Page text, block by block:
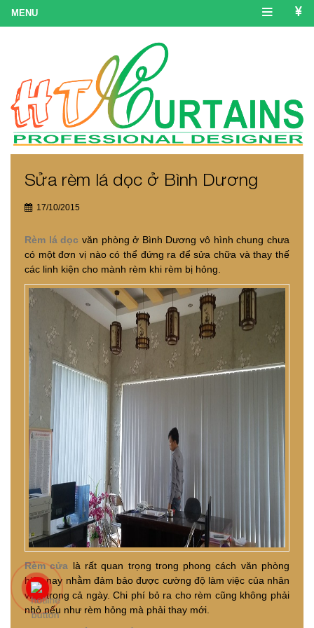
Sửa rèm lá dọc ở Bình Dương
17/10/2015
Rèm lá dọc văn phòng ở Bình Dương vô hình chung chưa
có một đơn vị nào có thể đứng ra để sửa chữa và thay thế
các linh kiện cho mành rèm khi rèm bị hỏng.
Rèm cửa là rất quan trọng trong phong cách văn phòng
hiện nay nhằm đảm bảo được cường độ làm việc của nhân
viên trong cả ngày. Chi phí bỏ ra cho rèm cũng không phải
nhỏ nếu như rèm hỏng mà phải thay mới.